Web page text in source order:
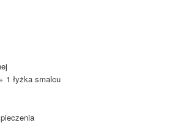
1 łyżka smalcu